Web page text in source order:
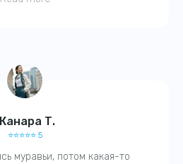
Т.
⭐️⭐️⭐️⭐️⭐️ 5
муравьи, потом какая-то